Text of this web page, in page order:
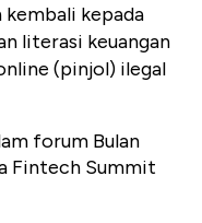
kepada
literasi keuangan
(pinjol) ilegal
forum Bulan
Fintech Summit